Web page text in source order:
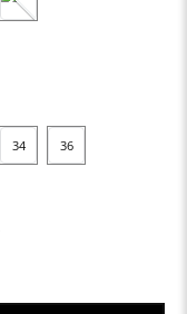
34 36